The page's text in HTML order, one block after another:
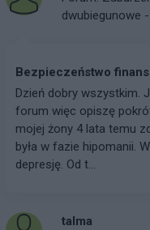
dwubiegunowe
Bezpieczeństwo
Dzień dobry wszystkim.
forum więc opiszę
mojej żony 4 lata temu
była w fazie hipomanii.
depresję. Od t...
talma